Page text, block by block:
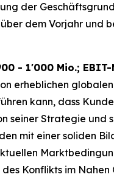
der
dem Vorjahr
- 1'000 Mio.;
erheblichen
kann, dass
seiner Strategie
mit einer soliden
Konflikts im Nahen